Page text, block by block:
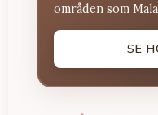
områden som
SE